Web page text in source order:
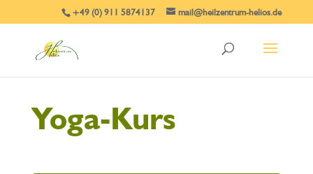
+49 (0) 911 5874137 mail@heilzentrum-helios.de
Yoga-Kurs